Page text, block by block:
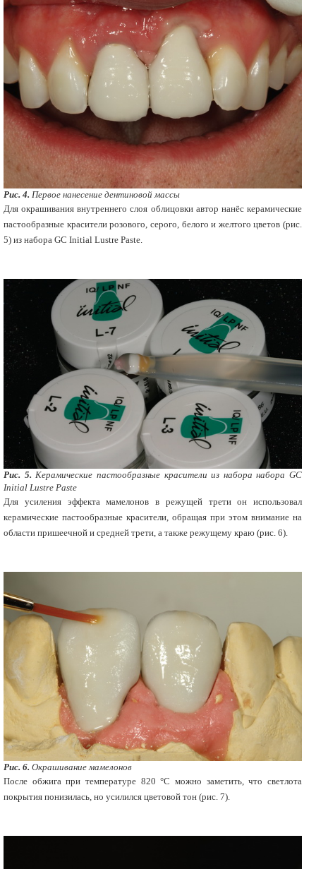
Рис. 4. Первое нанесение дентиновой массы
Для окрашивания внутреннего слоя облицовки автор нанёс керамические
пастообразные красители розового, серого, белого и желтого цветов (рис.
5) из набора GC Initial Lustre Paste.
Рис. 5. Керамические пастообразные красители из набора набора GC
Initial Lustre Paste
Для усиления эффекта мамелонов в режущей трети он использовал
керамические пастообразные красители, обращая при этом внимание на
области пришеечной и средней трети, а также режущему краю (рис. 6).
Рис. 6. Окрашивание мамелонов
После обжига при температуре 820 °С можно заметить, что светлота
покрытия понизилась, но усилился цветовой тон (рис. 7).